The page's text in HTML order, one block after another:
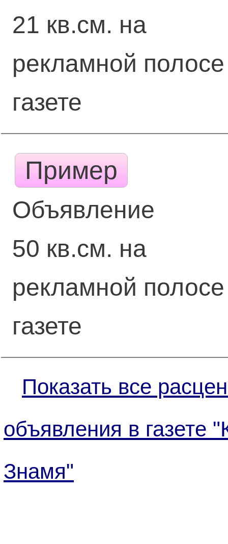
21 кв.см. на
рекламной
газете
Пример
Объявление
50 кв.см. на
рекламной
газете
Показать все
объявления в газете
Знамя"